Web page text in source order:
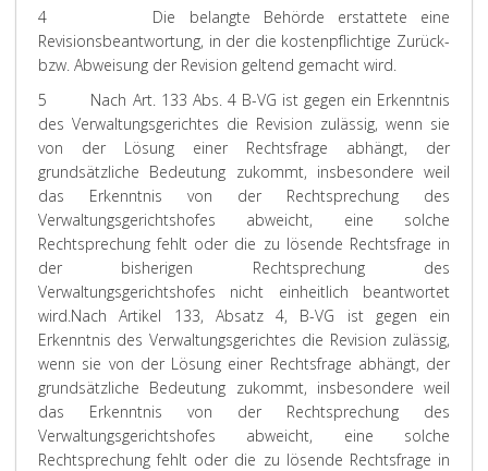
4 Die belangte Behörde erstattete eine
Revisionsbeantwortung, in der die kostenpflichtige Zurück-
bzw. Abweisung der Revision geltend gemacht wird.
5 Nach Art. 133 Abs. 4 B-VG ist gegen ein Erkenntnis
des Verwaltungsgerichtes die Revision zulässig, wenn sie
von der Lösung einer Rechtsfrage abhängt, der
grundsätzliche Bedeutung zukommt, insbesondere weil
das Erkenntnis von der Rechtsprechung des
Verwaltungsgerichtshofes abweicht, eine solche
Rechtsprechung fehlt oder die zu lösende Rechtsfrage in
der bisherigen Rechtsprechung des
Verwaltungsgerichtshofes nicht einheitlich beantwortet
wird.Nach Artikel 133, Absatz 4, B-VG ist gegen ein
Erkenntnis des Verwaltungsgerichtes die Revision zulässig,
wenn sie von der Lösung einer Rechtsfrage abhängt, der
grundsätzliche Bedeutung zukommt, insbesondere weil
das Erkenntnis von der Rechtsprechung des
Verwaltungsgerichtshofes abweicht, eine solche
Rechtsprechung fehlt oder die zu lösende Rechtsfrage in